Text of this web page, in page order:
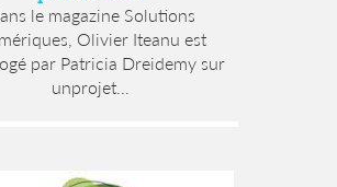
le magazine Solutions
Olivier Iteanu est
par Patricia Dreidemy sur
unprojet...